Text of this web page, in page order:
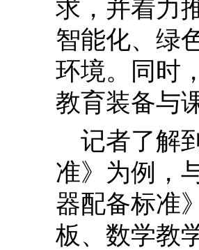
求，并着力
智能化、绿
环境。同时
教育装备与
记者了解
准》为例，
器配备标准
板、数学教